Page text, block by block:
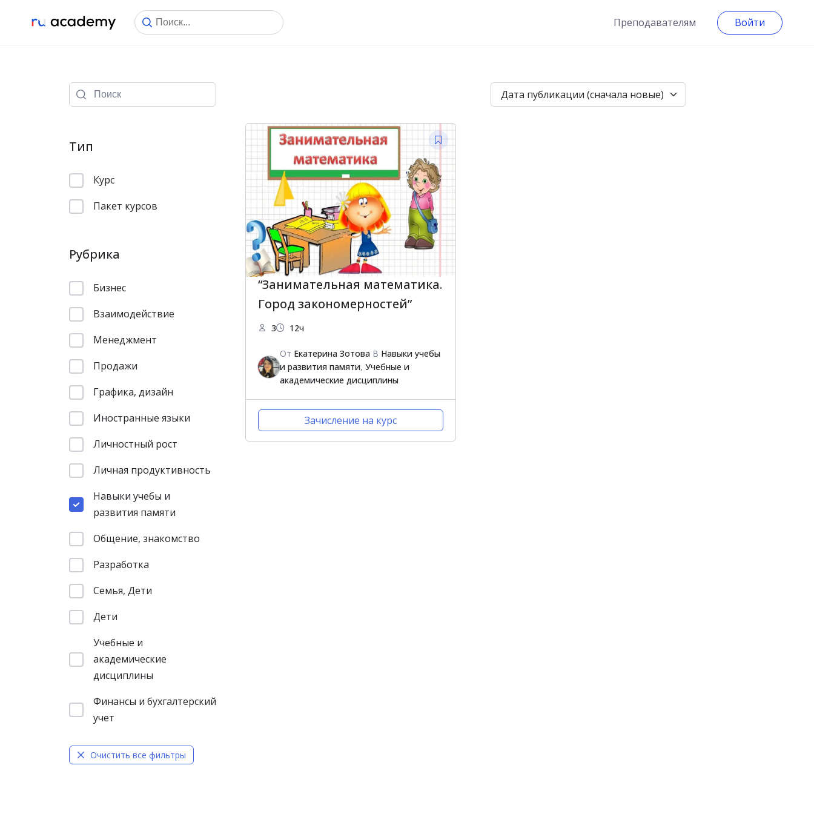
Преподавателям Войти
Тип
Курс
Пакет курсов
Рубрика
Бизнес
Взаимодействие
Менеджмент
Продажи
Графика, дизайн
Иностранные языки
Личностный рост
Личная продуктивность
Навыки учебы и
развития памяти
Общение, знакомство
Разработка
Семья, Дети
Дети
Учебные и
академические
дисциплины
Финансы и бухгалтерский
учет
Очистить все фильтры
Дата публикации (сначала новые)
“Занимательная математика.
Город закономерностей”
3 12ч
От Екатерина Зотова В Навыки учебы
и развития памяти, Учебные и
академические дисциплины
Зачисление на курс